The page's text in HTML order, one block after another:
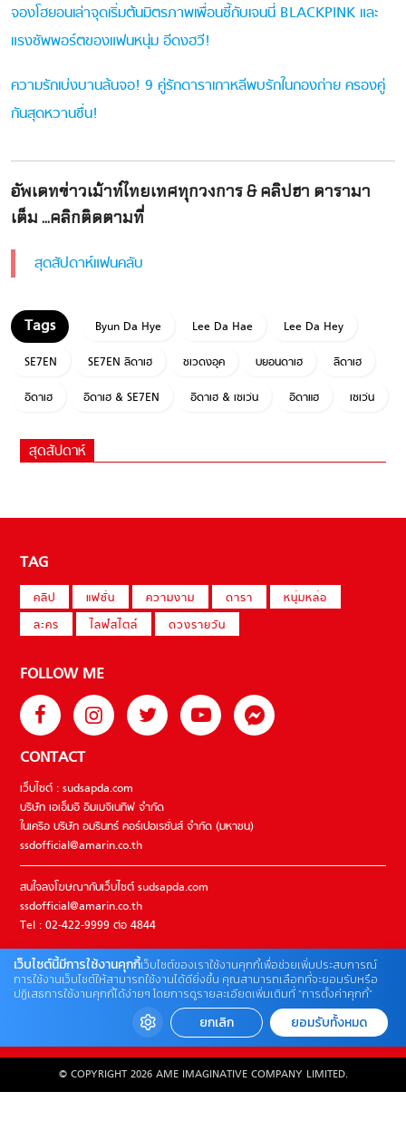
จองโฮยอนเล่าจุดเริ่มต้นมิตรภาพเพื่อนซี้กับเจนนี่ BLACKPINK และ
แรงซัพพอร์ตของแฟนหนุ่ม อีดงฮวี!
ความรักเบ่งบานล้นจอ! 9 คู่รักดาราเกาหลีพบรักในกองถ่าย ครองคู่
กันสุดหวานชื่น!
อัพเดทข่าวเม้าท์ไทยเทศทุกวงการ & คลิปฮา ดารามา
เต็ม ...คลิกติดตามที่
สุดสัปดาห์แฟนคลับ
Byun Da Hye Lee Da Hae
Lee Da Hey
SE7EN
SE7EN ลีดาเฮ ชเวดงอุค บยอนดาเฮ
ลีดาเฮ
อีดาเฮ
อีดาเฮ & SE7EN อีดาเฮ & เซเว่น อีดาแฮ เซเว่น
สุดสัปดาห์
TAG
คลิป แฟชั่น ความงาม ดารา
หนุ่มหล่อ
ละคร
ไลฟ์สไตล์ ดวงรายวัน
FOLLOW ME
CONTACT
เว็บไซต์ : sudsapda.com
บริษัท เอเอ็มอี อิมเมจิเนทีฟ จำกัด
ในเครือ บริษัท อมรินทร์ คอร์เปอเรชั่นส์ จำกัด (มหาชน)
ssdofficial@amarin.co.th
สนใจลงโฆษณากับเว็บไซต์ sudsapda.com
ssdofficial@amarin.co.th
Tel : 02-422-9999 ต่อ 4844
ติดต่อแจ้งปัญหาหรือร้องเรียน
02-422-9999 ต่อ 4180
(จันทร์ – ศุกร์ เวลา 09.00 – 18.00 น)
© COPYRIGHT 2026 AME IMAGINATIVE COMPANY LIMITED.
เว็บไซต์นี้มีการใช้งานคุกกี้เว็บไซต์ของเราใช้งานคุกกี้เพื่อช่วยเพิ่มประสบการณ์
การใช้งานเว็บไซต์ให้สามารถใช้งานได้ดียิ่งขึ้น คุณสามารถเลือกที่จะยอมรับหรือ
ปฏิเสธการใช้งานคุกกี้ได้ง่ายๆ โดยการดูรายละเอียดเพิ่มเติมที่ “การตั้งค่าคุกกี้”
ยกเลิก ยอมรับทั้งหมด